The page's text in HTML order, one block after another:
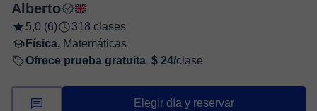
Alberto
5,0 (6)
318 clases
Física, Matemáticas
Ofrece prueba gratuita $ 24/clase
Elegir día y reservar